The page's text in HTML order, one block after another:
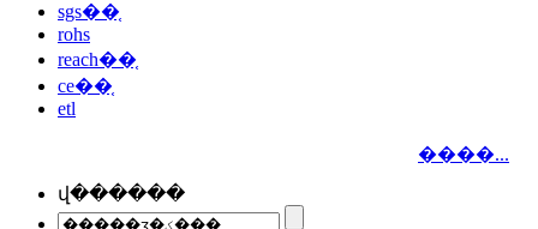
sgs��֤
rohs
reach��֤
ce��֤
etl
����...
վ������